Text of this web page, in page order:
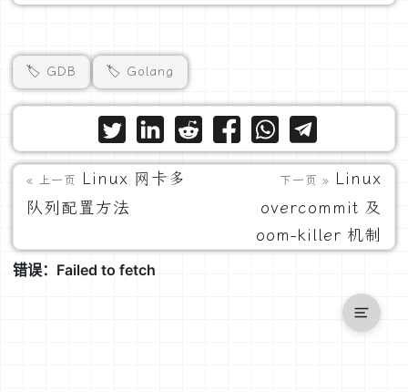
🏷️ GDB 🏷️ Golang
« 上一页
Linux 网卡多
队列配置方法
下一页 » Linux
overcommit 及
oom-killer 机制